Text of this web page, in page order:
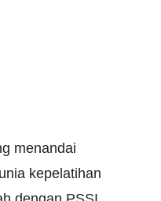
menandai
kepelatihan